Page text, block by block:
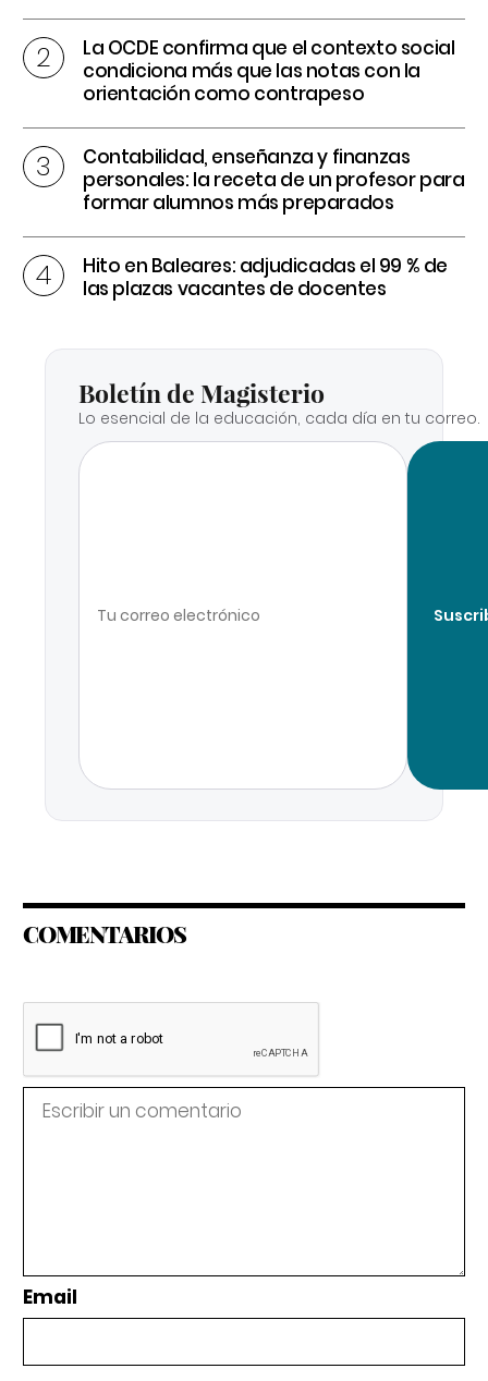
La OCDE confirma que el contexto social
condiciona más que las notas con la
orientación como contrapeso
Contabilidad, enseñanza y finanzas
personales: la receta de un profesor para
formar alumnos más preparados
Hito en Baleares: adjudicadas el 99 % de
las plazas vacantes de docentes
Boletín de Magisterio
Lo esencial de la educación, cada día en tu correo.
COMENTARIOS
Email